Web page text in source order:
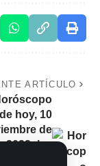
ARTÍCULO
hoy, 10
de
2023: las
para la